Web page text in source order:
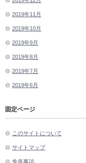
2019年11月
2019年10月
2019年9月
2019年8月
2019年7月
2019年6月
固定ページ
このサイトについて
サイトマップ
免責事項